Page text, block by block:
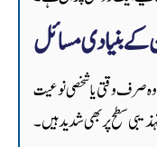
بنیادی مسائل
صرف وقتی یا شخصی نوعیت
سطح پر بھی شدید ہیں۔